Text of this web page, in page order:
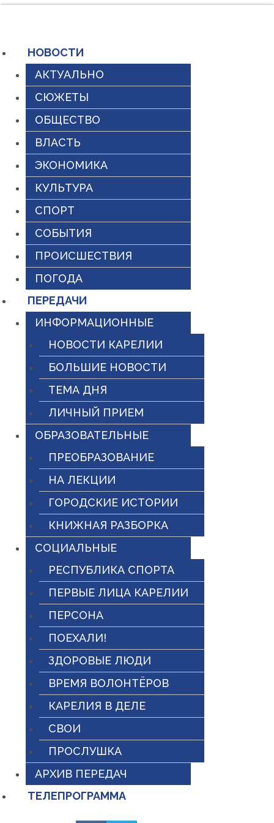
содержимому
НОВОСТИ
АКТУАЛЬНО
СЮЖЕТЫ
ОБЩЕСТВО
ВЛАСТЬ
ЭКОНОМИКА
КУЛЬТУРА
СПОРТ
СОБЫТИЯ
ПРОИСШЕСТВИЯ
ПОГОДА
ПЕРЕДАЧИ
ИНФОРМАЦИОННЫЕ
НОВОСТИ КАРЕЛИИ
БОЛЬШИЕ НОВОСТИ
ТЕМА ДНЯ
ЛИЧНЫЙ ПРИЕМ
ОБРАЗОВАТЕЛЬНЫЕ
ПРЕОБРАЗОВАНИЕ
НА ЛЕКЦИИ
ГОРОДСКИЕ ИСТОРИИ
КНИЖНАЯ РАЗБОРКА
СОЦИАЛЬНЫЕ
РЕСПУБЛИКА СПОРТА
ПЕРВЫЕ ЛИЦА КАРЕЛИИ
ПЕРСОНА
ПОЕХАЛИ!
ЗДОРОВЫЕ ЛЮДИ
ВРЕМЯ ВОЛОНТЁРОВ
КАРЕЛИЯ В ДЕЛЕ
СВОИ
ПРОСЛУШКА
АРХИВ ПЕРЕДАЧ
ТЕЛЕПРОГРАММА